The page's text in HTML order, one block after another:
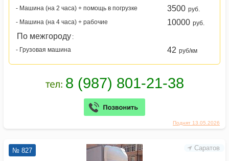
Поднят 13.05.2026
- Машина (на 2 часа) + помощь в погрузке
3500 руб.
- Машина (на 4 часа) + рабочие
10000 руб.
По межгороду :
- Грузовая машина
42 руб/км
Саратов
№ 827